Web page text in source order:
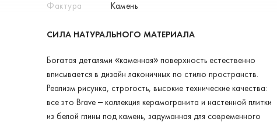
Фактура
Камень
СИЛА НАТУРАЛЬНОГО МАТЕРИАЛА
Богатая деталями «каменная» поверхность естественно
вписывается в дизайн лаконичных по стилю пространств.
Реализм рисунка, строгость, высокие технические качества:
все это Brave – коллекция керамогранита и настенной плитки
из белой глины под камень, задуманная для современного